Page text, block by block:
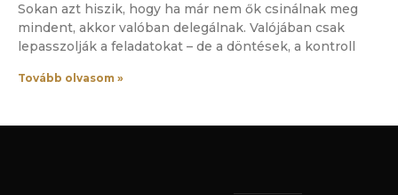
Sokan azt hiszik, hogy ha már nem ők csinálnak meg
mindent, akkor valóban delegálnak. Valójában csak
lepasszolják a feladatokat – de a döntések, a kontroll
Tovább olvasom »